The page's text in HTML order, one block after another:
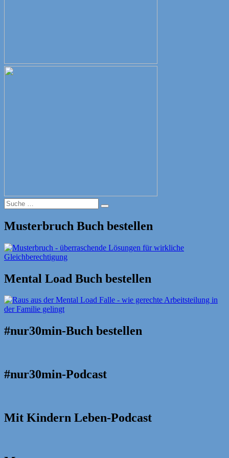
Suche
nach:
Suche
Musterbruch Buch bestellen
Mental Load Buch bestellen
#nur30min-Buch bestellen
#nur30min-Podcast
Mit Kindern Leben-Podcast